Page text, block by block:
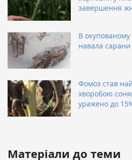
завершення
В окупованому
навала сарани
Фомоз став
хворобою
уражено до
Матеріали до теми